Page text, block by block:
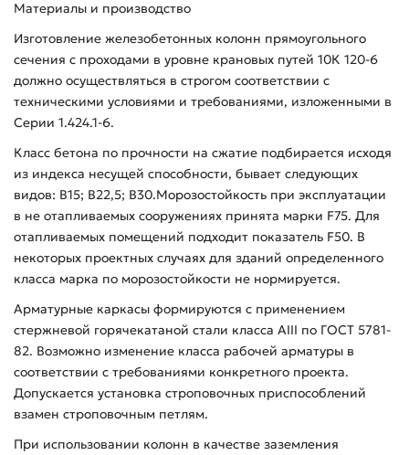
Материалы и производство
Изготовление железобетонных колонн прямоугольного
сечения с проходами в уровне крановых путей 10К 120-6
должно осуществляться в строгом соответствии с
техническими условиями и требованиями, изложенными в
Серии 1.424.1-6.
Класс бетона по прочности на сжатие подбирается исходя
из индекса несущей способности, бывает следующих
видов: В15; В22,5; В30.Морозостойкость при эксплуатации
в не отапливаемых сооружениях принята марки F75. Для
отапливаемых помещений подходит показатель F50. В
некоторых проектных случаях для зданий определенного
класса марка по морозостойкости не нормируется.
Арматурные каркасы формируются с применением
стержневой горячекатаной стали класса AIII по ГОСТ 5781-
82. Возможно изменение класса рабочей арматуры в
соответствии с требованиями конкретного проекта.
Допускается установка строповочных приспособлений
взамен строповочным петлям.
При использовании колонн в качестве заземления